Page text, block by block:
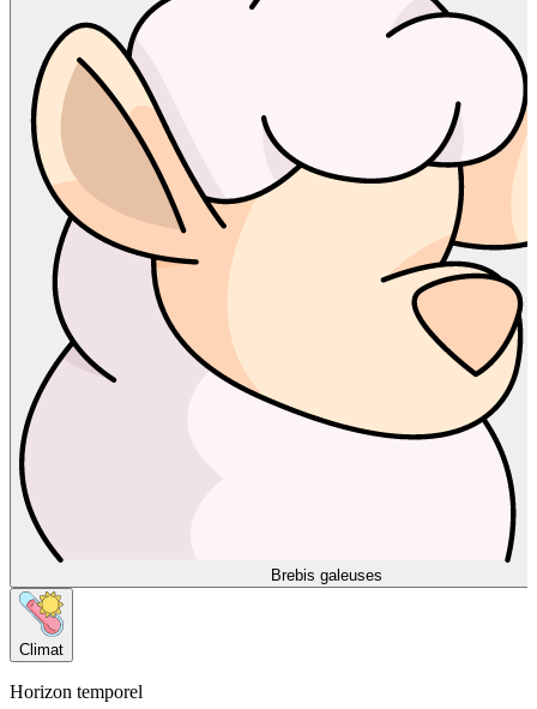
Brebis galeuses
Climat
Horizon temporel